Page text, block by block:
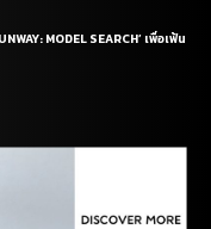
MODEL SEARCH’ เพื่อเฟ้น